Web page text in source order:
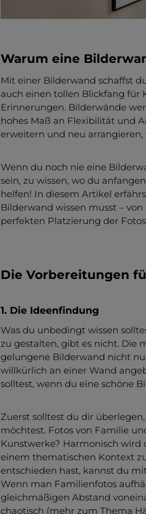
Warum eine
Mit einer Bilderwand schaffst
auch einen tollen Blickfang für
Erinnerungen. Bilderwände
hohes Maß an Flexibilität und
erweitern und neu
Wenn du noch nie eine
sein, zu wissen, wo du
helfen! In diesem Artikel
Bilderwand wissen musst –
perfekten Platzierung der
Die Vorbereitungen
1. Die Ideenfindung
Was du unbedingt wissen
zu gestalten, gibt es nicht. Die
gelungene Bilderwand nicht
willkürlich an einer Wand
solltest, wenn du eine schöne
Zuerst solltest du dir
möchtest. Fotos von Familie
Kunstwerke? Harmonisch
einem thematischen Kontext
entschieden hast, kannst du
Wenn man Familienfotos
gleichmäßigen Abstand
chaotisch (mehr zum Thema